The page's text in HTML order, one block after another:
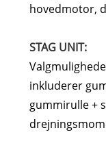
hovedmotor,
STAG UNIT:
inkluderer
gummirulle +